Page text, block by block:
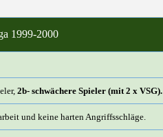
1999-2000
2b- schwächere Spieler (mit 2 x VSG).
und keine harten Angriffsschläge.